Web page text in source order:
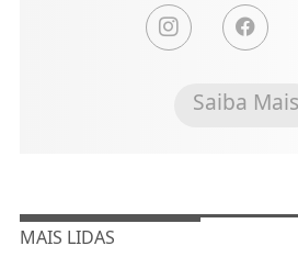
Saiba Mais
MAIS LIDAS